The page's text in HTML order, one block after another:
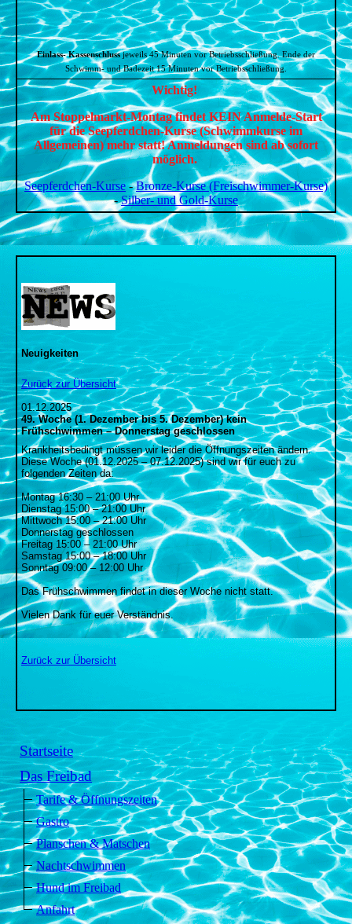
Einlass- Kassenschlussjeweils 45 Minuten vor Betriebsschließung.Ende der
Schwimm- und Badezeit 15 Minuten vor Betriebsschließung.
Wichtig!
Am Stoppelmarkt-Montag findet KEIN Anmelde-Start
für die Seepferdchen-Kurse (Schwimmkurse im
Allgemeinen) mehr statt! Anmeldungen sind ab sofort
möglich.
Seepferdchen-Kurse-Bronze-Kurse (Freischwimmer-Kurse)
-Silber- und Gold-Kurse
Neuigkeiten
Zurück zur Übersicht
01.12.2025
49. Woche (1. Dezember bis 5. Dezember) kein
Frühschwimmen – Donnerstag geschlossen
Krankheitsbedingt müssen wir leider die Öffnungszeiten ändern.
Diese Woche (01.12.2025 – 07.12.2025) sind wir für euch zu
folgenden Zeiten da:
Montag 16:30 – 21:00 Uhr
Dienstag 15:00 – 21:00 Uhr
Mittwoch 15:00 – 21:00 Uhr
Donnerstag geschlossen
Freitag 15:00 – 21:00 Uhr
Samstag 15:00 – 18:00 Uhr
Sonntag 09:00 – 12:00 Uhr
Das Frühschwimmen findet in dieser Woche nicht statt.
Vielen Dank für euer Verständnis.
Zurück zur Übersicht
Startseite
Das Freibad
Tarife & Öffnungszeiten
Gastro
Planschen & Matschen
Nachtschwimmen
Hund im Freibad
Anfahrt